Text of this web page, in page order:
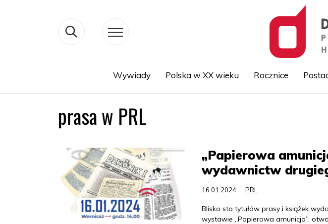
Wywiady Polska w XX wieku Rocznice
prasa w PRL
„Papierowa
wydawnictw
16.01.2024 PRL
Blisko sto tytułów prasy i książek
wystawie „Papierowa amunicja”,